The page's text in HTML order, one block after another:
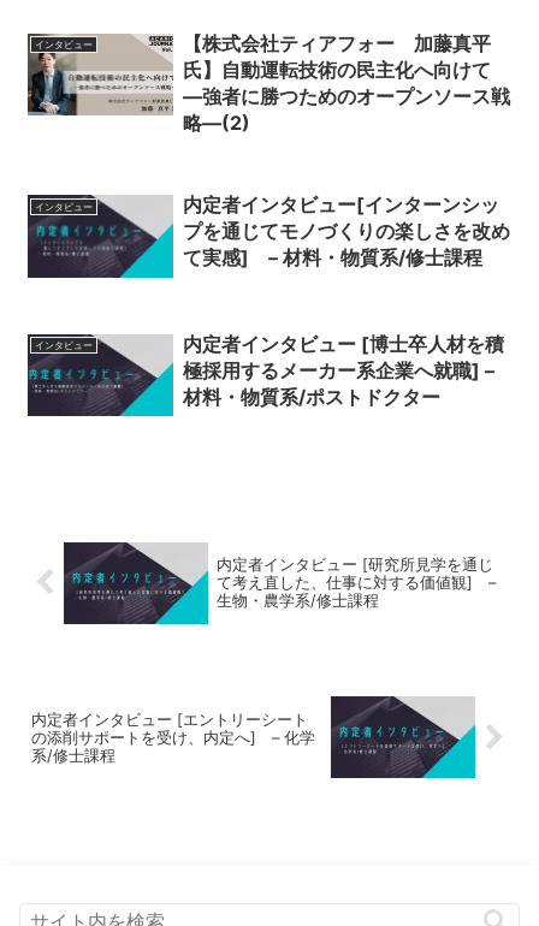
インタビュー
【株式会社ティアフォー 加藤真平
氏】自動運転技術の民主化へ向けて
―強者に勝つためのオープンソース戦
略―(2)
インタビュー
内定者インタビュー[インターンシッ
プを通じてモノづくりの楽しさを改め
て実感] – 材料・物質系/修士課程
インタビュー
内定者インタビュー [博士卒人材を積
極採用するメーカー系企業へ就職] –
材料・物質系/ポストドクター
内定者インタビュー [研究所見学を通じ
て考え直した、仕事に対する価値観] –
生物・農学系/修士課程
内定者インタビュー [エントリーシート
の添削サポートを受け、内定へ] – 化学
系/修士課程